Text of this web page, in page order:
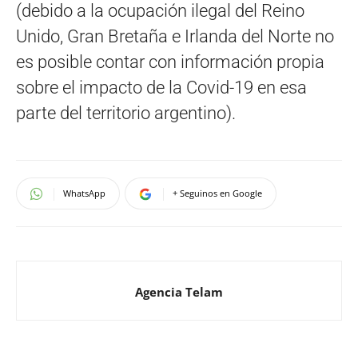
(debido a la ocupación ilegal del Reino
Unido, Gran Bretaña e Irlanda del Norte no
es posible contar con información propia
sobre el impacto de la Covid-19 en esa
parte del territorio argentino).
WhatsApp + Seguinos en Google
Agencia Telam